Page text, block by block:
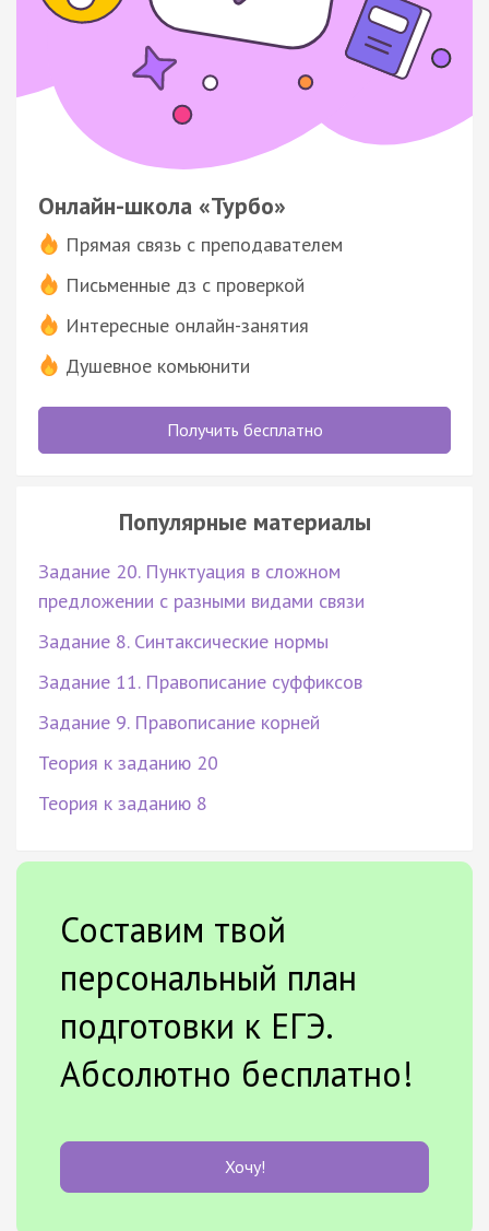
Онлайн-школа «Турбо»
Прямая связь с преподавателем
Письменные дз с проверкой
Интересные онлайн-занятия
Душевное комьюнити
Получить бесплатно
Популярные материалы
Задание 20. Пунктуация в сложном
предложении с разными видами связи
Задание 8. Синтаксические нормы
Задание 11. Правописание суффиксов
Задание 9. Правописание корней
Теория к заданию 20
Теория к заданию 8
Составим твой
персональный план
подготовки к ЕГЭ.
Абсолютно бесплатно!
Хочу!